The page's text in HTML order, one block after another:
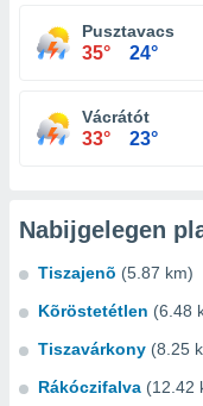
Pusztavacs
35° 24°
Vácrátót
33° 23°
Nabijgelegen
Tiszajenõ (5.87 km)
Kõröstetétlen (6.48
Tiszavárkony (8.25
Rákóczifalva (12.42